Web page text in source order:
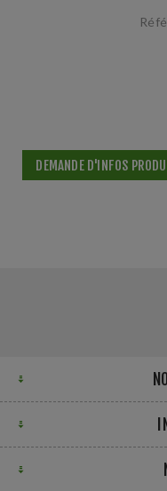
DEMANDE D'INFOS